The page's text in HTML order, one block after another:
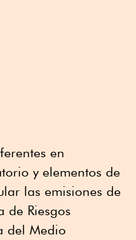
en
y elementos de
las emisiones de
de Riesgos
del Medio